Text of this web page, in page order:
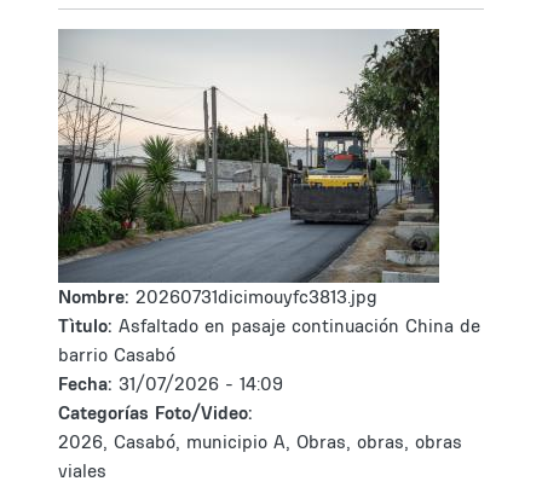
Nombre: 20260731dicimouyfc3813.jpg
Tìtulo: Asfaltado en pasaje continuación China de
barrio Casabó
Fecha: 31/07/2026 - 14:09
Categorías Foto/Video:
2026, Casabó, municipio A, Obras, obras, obras
viales